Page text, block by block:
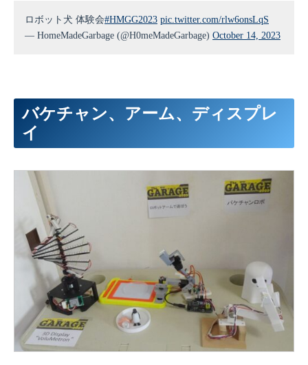
ロボット犬 体験会#HMGG2023 pic.twitter.com/rlw6onsLqS
— HomeMadeGarbage (@H0meMadeGarbage) October 14, 2023
バケチャン、アーム、ディスプレ
イ